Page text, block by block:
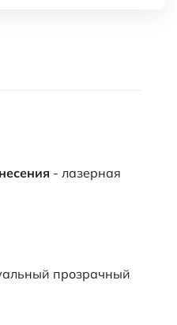
- лазерная
прозрачный